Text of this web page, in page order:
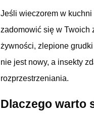
Jeśli wieczorem w kuchni
zadomowić się w Twoich
żywności, zlepione
nie jest nowy, a insekty
rozprzestrzeniania.
Dlaczego warto